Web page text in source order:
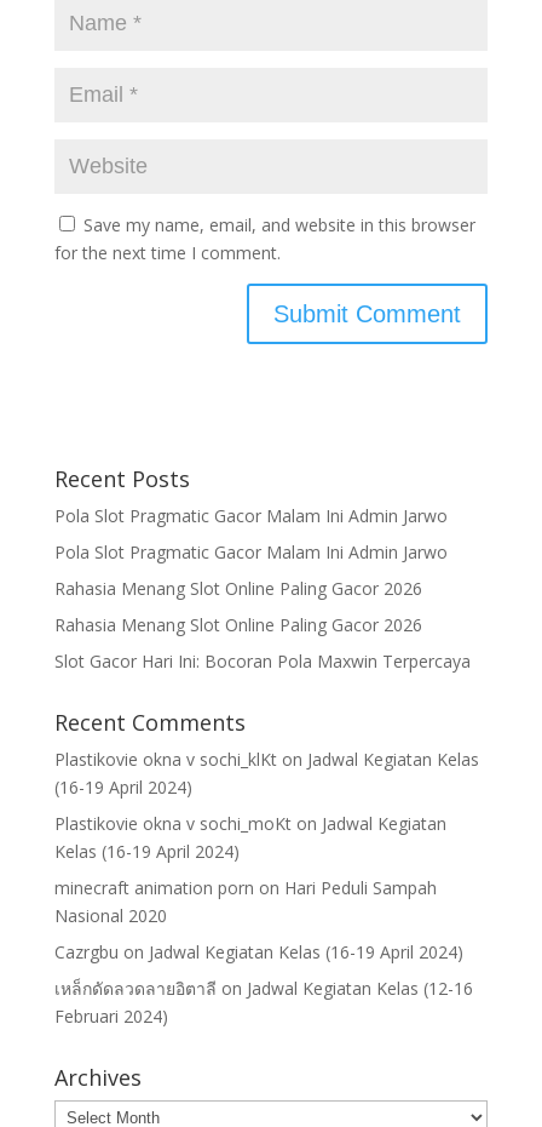
Save my name, email, and website in this browser
for the next time I comment.
Recent Posts
Pola Slot Pragmatic Gacor Malam Ini Admin Jarwo
Pola Slot Pragmatic Gacor Malam Ini Admin Jarwo
Rahasia Menang Slot Online Paling Gacor 2026
Rahasia Menang Slot Online Paling Gacor 2026
Slot Gacor Hari Ini: Bocoran Pola Maxwin Terpercaya
Recent Comments
Plastikovie okna v sochi_klKton Jadwal Kegiatan Kelas
(16-19 April 2024)
Plastikovie okna v sochi_moKton Jadwal Kegiatan
Kelas (16-19 April 2024)
minecraft animation porn on Hari Peduli Sampah
Nasional 2020
Cazrgbu on Jadwal Kegiatan Kelas (16-19 April 2024)
เหล็กดัดลวดลายอิตาลี on Jadwal Kegiatan Kelas (12-16
Februari 2024)
Archives
Archives